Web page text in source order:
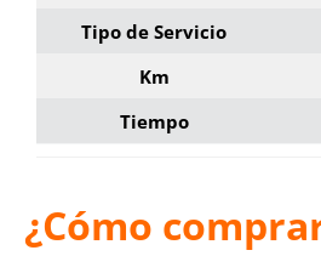
Tipo de Servicio
Km
Tiempo
¿Cómo